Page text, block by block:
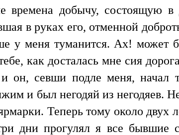
времена добычу, состоящую в
в руках его, отменной
у меня туманится. Ах! может
как досталась мне сия
он, севши подле меня, начал
и был негодяй из негодяев.
Теперь тому около двух
дни прогулял я все бывшие